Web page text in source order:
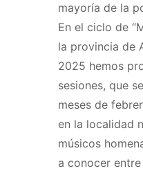
mayoría de la
En el ciclo de
la provincia de
2025 hemos
sesiones, que
meses de
en la localidad
músicos
a conocer